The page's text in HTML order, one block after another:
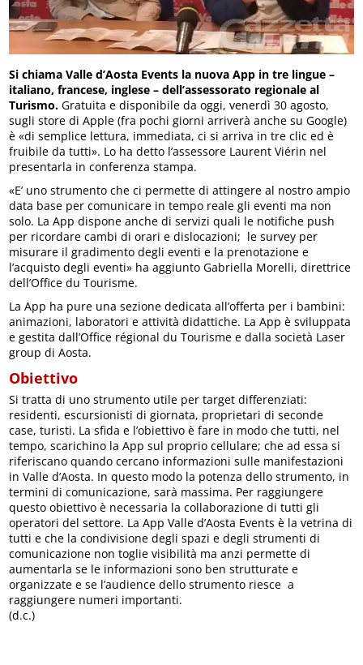
Si chiama Valle d’Aosta Events la nuova App in tre lingue –
italiano, francese, inglese – dell’assessorato regionale al
Turismo. Gratuita e disponibile da oggi, venerdì 30 agosto,
sugli store di Apple (fra pochi giorni arriverà anche su Google)
è «di semplice lettura, immediata, ci si arriva in tre clic ed è
fruibile da tutti». Lo ha detto l’assessore Laurent Viérin nel
presentarla in conferenza stampa.
«E’ uno strumento che ci permette di attingere al nostro ampio
data base per comunicare in tempo reale gli eventi ma non
solo. La App dispone anche di servizi quali le notifiche push
per ricordare cambi di orari e dislocazioni; le survey per
misurare il gradimento degli eventi e la prenotazione e
l’acquisto degli eventi» ha aggiunto Gabriella Morelli, direttrice
dell’Office du Tourisme.
La App ha pure una sezione dedicata all’offerta per i bambini:
animazioni, laboratori e attività didattiche. La App è sviluppata
e gestita dall’Office régional du Tourisme e dalla società Laser
group di Aosta.
Obiettivo
Si tratta di uno strumento utile per target differenziati:
residenti, escursionisti di giornata, proprietari di seconde
case, turisti. La sfida e l’obiettivo è fare in modo che tutti, nel
tempo, scarichino la App sul proprio cellulare; che ad essa si
riferiscano quando cercano informazioni sulle manifestazioni
in Valle d’Aosta. In questo modo la potenza dello strumento, in
termini di comunicazione, sarà massima. Per raggiungere
questo obiettivo è necessaria la collaborazione di tutti gli
operatori del settore. La App Valle d’Aosta Events è la vetrina di
tutti e che la condivisione degli spazi e degli strumenti di
comunicazione non toglie visibilità ma anzi permette di
aumentarla se le informazioni sono ben strutturate e
organizzate e se l’audience dello strumento riesce a
raggiungere numeri importanti.
(d.c.)